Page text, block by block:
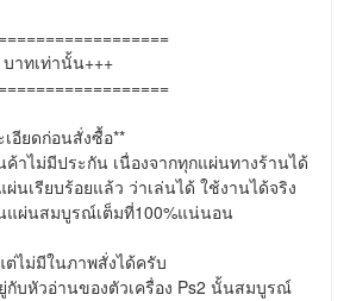
าทเท่านั้น+++
อียดก่อนสั่งซื้อ**
ค้าไม่มีประกัน เนื่องจากทุกแผ่นทางร้านได้
นเรียบร้อยแล้ว ว่าเล่นได้ ใช้งานได้จริง
แผ่นสมบูรณ์เต็มที่100%แน่นอน
ต่ไม่มีในภาพสั่งได้ครับ
กับหัวอ่านของตัวเครื่อง Ps2 นั้นสมบูรณ์